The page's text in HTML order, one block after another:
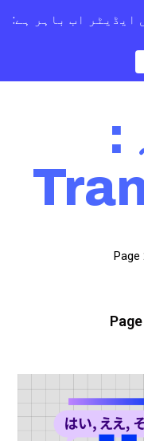
Page
ایڈیٹر اب باہر ہے: